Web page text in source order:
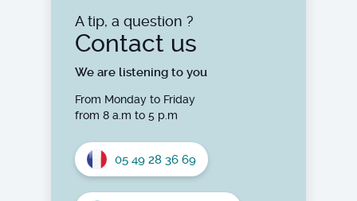
A tip, a question ?
Contact us
We are listening to you
From Monday to Friday
from 8 a.m to 5 p.m
05 49 28 36 69